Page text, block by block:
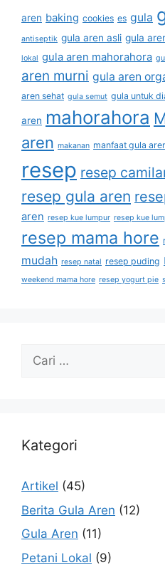
aren baking cookies es gula
antiseptik gula aren asli gula
lokal gula aren mahorahora
aren murni gula aren
aren sehat gula semut gula untuk
aren mahorahora
aren makanan manfaat gula
resep resep
resep gula aren
aren resep kue lumpur resep kue
resep mama hore
mudah resep natal resep puding
weekend mama hore resep yogurt pie
Kategori
Artikel (45)
Berita Gula Aren (12)
Gula Aren (11)
Petani Lokal (9)